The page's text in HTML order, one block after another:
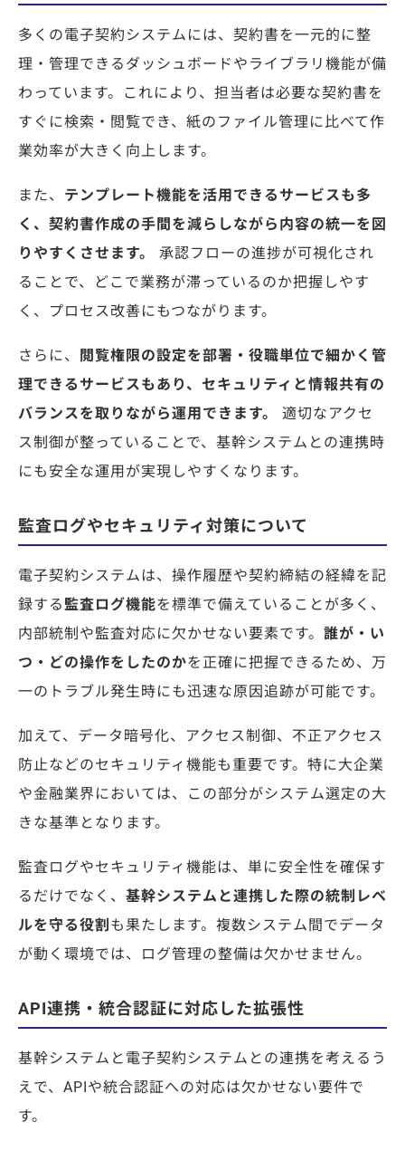
多くの電子契約システムには、契約書を一元的に整
理・管理できるダッシュボードやライブラリ機能が備
わっています。これにより、担当者は必要な契約書を
すぐに検索・閲覧でき、紙のファイル管理に比べて作
業効率が大きく向上します。
また、 テンプレート機能を活用できるサービスも多
く、契約書作成の手間を減らしながら内容の統一を図
りやすくさせます。
承認フローの進捗が可視化され
ることで、どこで業務が滞っているのか把握しやす
く、プロセス改善にもつながります。
さらに、
閲覧権限の設定を部署・役職単位で細かく管
理できるサービスもあり、セキュリティと情報共有の
バランスを取りながら運用できます。
適切なアクセ
ス制御が整っていることで、基幹システムとの連携時
にも安全な運用が実現しやすくなります。
監査ログやセキュリティ対策について
電子契約システムは、操作履歴や契約締結の経緯を記
録する監査ログ機能を標準で備えていることが多く、
内部統制や監査対応に欠かせない要素です。 誰が・い
つ・どの操作をしたのかを正確に把握できるため、万
一のトラブル発生時にも迅速な原因追跡が可能です。
加えて、データ暗号化、アクセス制御、不正アクセス
防止などのセキュリティ機能も重要です。特に大企業
や金融業界においては、この部分がシステム選定の大
きな基準となります。
監査ログやセキュリティ機能は、単に安全性を確保す
るだけでなく、 基幹システムと連携した際の統制レベ
ルを守る役割 も果たします。複数システム間でデータ
が動く環境では、ログ管理の整備は欠かせません。
API連携・統合認証に対応した拡張性
基幹システムと電子契約システムとの連携を考えるう
えで、APIや統合認証への対応は欠かせない要件で
す。